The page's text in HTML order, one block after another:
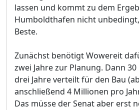
lassen und kommt zu dem
Humboldthafen nicht
Beste.
Zunächst benötigt Wowereit
zwei Jahre zur Planung. Dann
drei Jahre verteilt für den Bau
anschließend 4 Millionen pro
Das müsse der Senat aber erst